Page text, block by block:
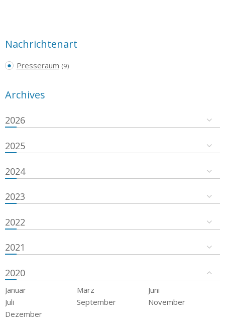
Nachrichtenart
Presseraum (9)
Archives
2026
2025
2024
2023
2022
2021
2020
Januar März
Juni
Juli
September
November
Dezember